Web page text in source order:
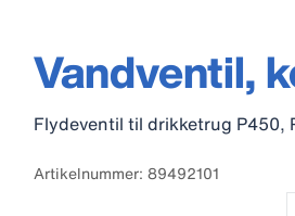
Vandventil,
Flydeventil til drikketrug P450,
Artikelnummer: 89492101